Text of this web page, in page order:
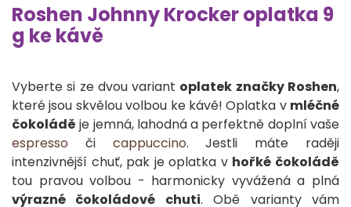
Roshen Johnny Krocker oplatka 9
g ke kávě
Vyberte si ze dvou variant oplatek značky Roshen,
které jsou skvělou volbou ke kávě! Oplatka v mléčné
čokoládě je jemná, lahodná a perfektně doplní vaše
espresso či cappuccino. Jestli máte raději
intenzivnější chuť, pak je oplatka v hořké čokoládě
tou pravou volbou - harmonicky vyvážená a plná
výrazné čokoládové chuti. Obě varianty vám